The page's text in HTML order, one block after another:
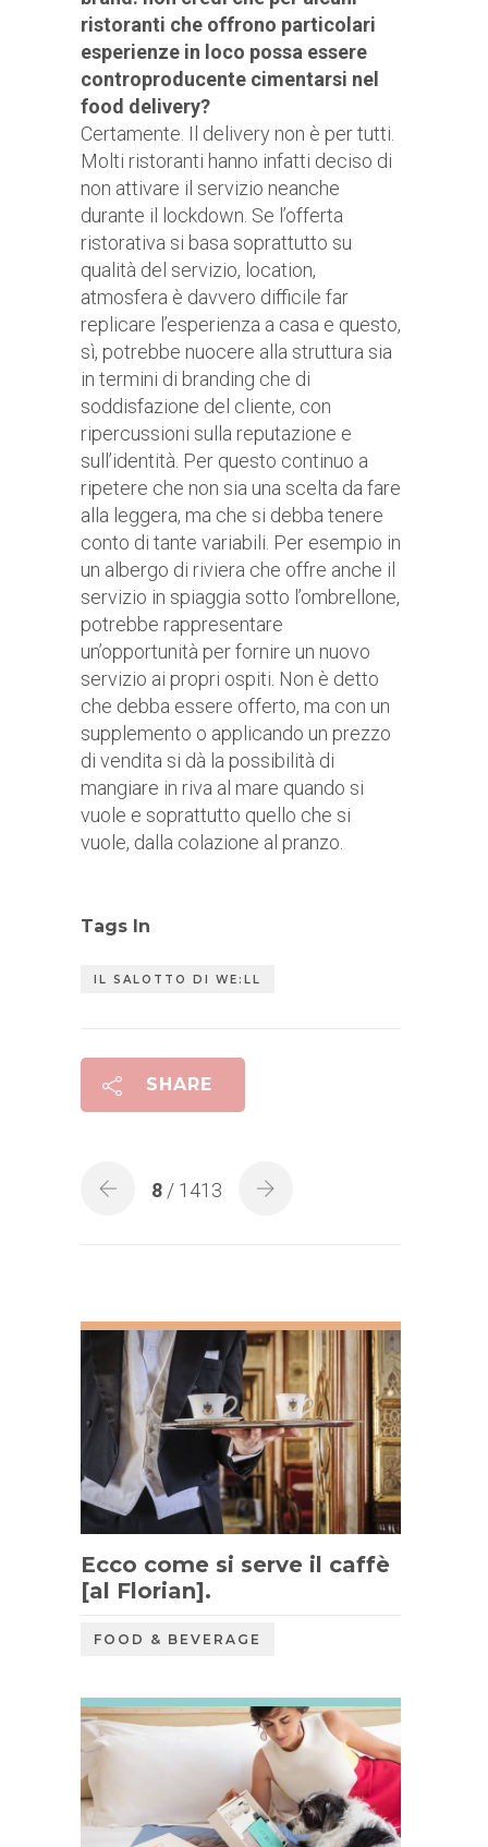
ristoranti che offrono particolari
esperienze in loco possa essere
controproducente cimentarsi nel
food delivery?
Certamente. Il delivery non è per tutti.
Molti ristoranti hanno infatti deciso di
non attivare il servizio neanche
durante il lockdown. Se l’offerta
ristorativa si basa soprattutto su
qualità del servizio, location,
atmosfera è davvero difficile far
replicare l’esperienza a casa e questo,
sì, potrebbe nuocere alla struttura sia
in termini di branding che di
soddisfazione del cliente, con
ripercussioni sulla reputazione e
sull’identità. Per questo continuo a
ripetere che non sia una scelta da fare
alla leggera, ma che si debba tenere
conto di tante variabili. Per esempio in
un albergo di riviera che offre anche il
servizio in spiaggia sotto l’ombrellone,
potrebbe rappresentare
un’opportunità per fornire un nuovo
servizio ai propri ospiti. Non è detto
che debba essere offerto, ma con un
supplemento o applicando un prezzo
di vendita si dà la possibilità di
mangiare in riva al mare quando si
vuole e soprattutto quello che si
vuole, dalla colazione al pranzo.
Tags In
IL SALOTTO DI WE:LL
SHARE
8 / 1413
Ecco come si serve il caffè
[al Florian].
FOOD & BEVERAGE